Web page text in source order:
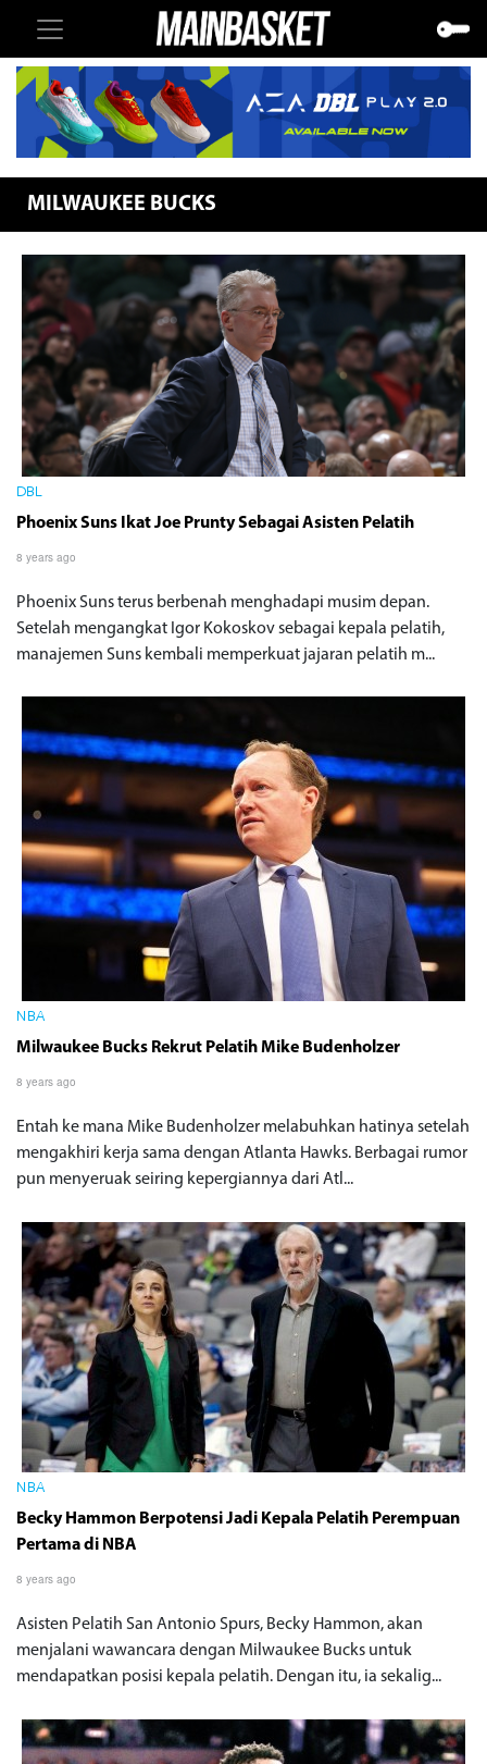
MILWAUKEE BUCKS
DBL
Phoenix Suns Ikat Joe Prunty Sebagai Asisten Pelatih
8 years ago
Phoenix Suns terus berbenah menghadapi musim depan.
Setelah mengangkat Igor Kokoskov sebagai kepala pelatih,
manajemen Suns kembali memperkuat jajaran pelatih m...
NBA
Milwaukee Bucks Rekrut Pelatih Mike Budenholzer
8 years ago
Entah ke mana Mike Budenholzer melabuhkan hatinya setelah
mengakhiri kerja sama dengan Atlanta Hawks. Berbagai rumor
pun menyeruak seiring kepergiannya dari Atl...
NBA
Becky Hammon Berpotensi Jadi Kepala Pelatih Perempuan
Pertama di NBA
8 years ago
Asisten Pelatih San Antonio Spurs, Becky Hammon, akan
menjalani wawancara dengan Milwaukee Bucks untuk
mendapatkan posisi kepala pelatih. Dengan itu, ia sekalig...